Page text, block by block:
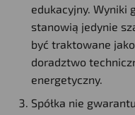
edukacyjny. Wyniki
stanowią jedynie
być traktowane
doradztwo
energetyczny.
Spółka nie